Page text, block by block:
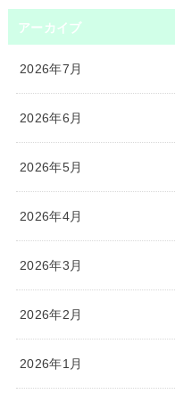
アーカイブ
2026年7月
2026年6月
2026年5月
2026年4月
2026年3月
2026年2月
2026年1月